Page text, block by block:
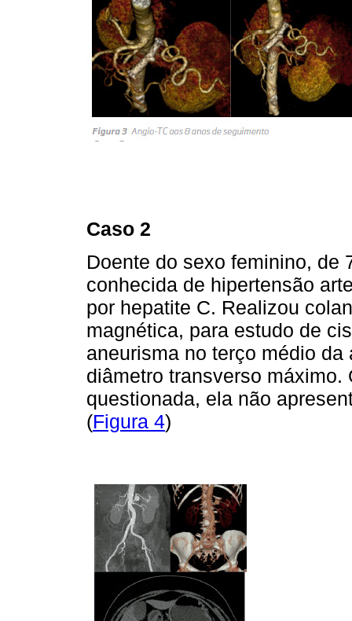
Caso 2
Doente do sexo feminino, de
conhecida de hipertensão
por hepatite C. Realizou
magnética, para estudo de
aneurisma no terço médio
diâmetro transverso
questionada, ela não
(Figura 4)